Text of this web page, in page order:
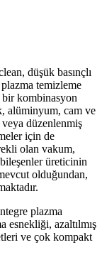
düşük basınçlı
temizleme
bir kombinasyon
alüminyum, cam ve
veya düzenlenmiş
için de
olan vakum,
üreticinin
olduğundan,
plazma
esnekliği, azaltılmış
ve çok kompakt